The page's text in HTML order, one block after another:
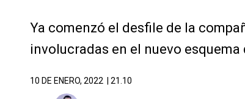
Ya comenzó el desfile de la
involucradas en el nuevo
10 DE ENERO, 2022 | 21.10